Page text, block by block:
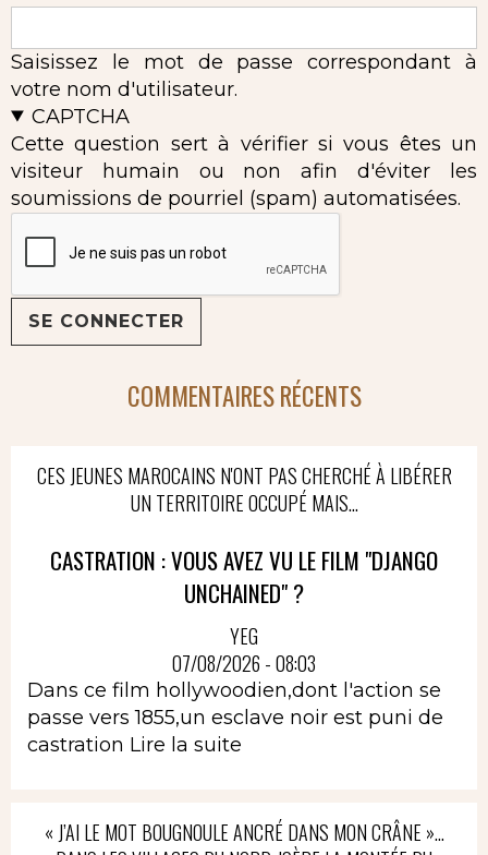
Saisissez le mot de passe correspondant à
votre nom d'utilisateur.
CAPTCHA
Cette question sert à vérifier si vous êtes un
visiteur humain ou non afin d'éviter les
soumissions de pourriel (spam) automatisées.
COMMENTAIRES RÉCENTS
CES JEUNES MAROCAINS N'ONT PAS CHERCHÉ À LIBÉRER
UN TERRITOIRE OCCUPÉ MAIS...
CASTRATION : VOUS AVEZ VU LE FILM "DJANGO
UNCHAINED" ?
YEG
07/08/2026 - 08:03
Dans ce film hollywoodien,dont l'action se
passe vers 1855,un esclave noir est puni de
castration Lire la suite
« J’AI LE MOT BOUGNOULE ANCRÉ DANS MON CRÂNE »…